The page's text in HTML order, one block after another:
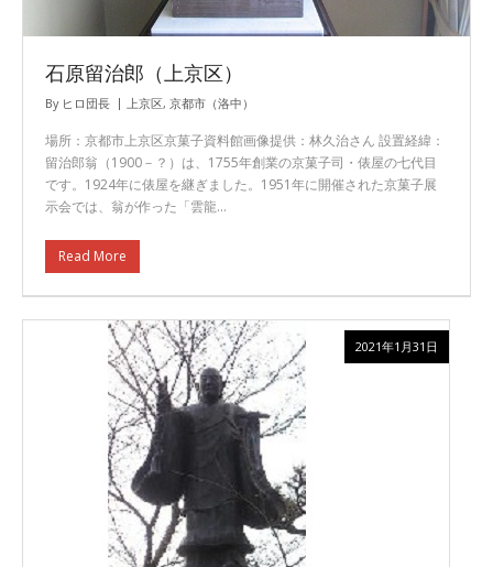
石原留治郎（上京区）
By ヒロ団長 上京区, 京都市（洛中）
場所：京都市上京区京菓子資料館画像提供：林久治さん 設置経緯：
留治郎翁（1900－？）は、1755年創業の京菓子司・俵屋の七代目
です。1924年に俵屋を継ぎました。1951年に開催された京菓子展
示会では、翁が作った「雲龍…
Read More
2021年1月31日